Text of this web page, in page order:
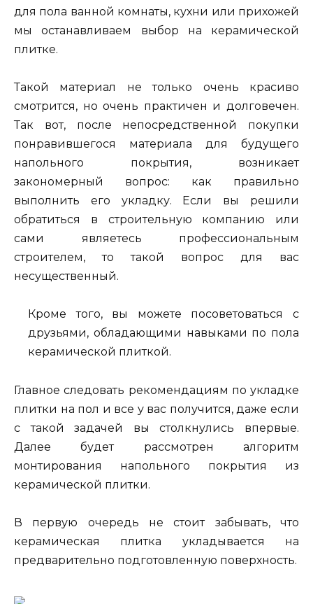
для пола ванной комнаты, кухни или прихожей
мы останавливаем выбор на керамической
плитке.
Такой материал не только очень красиво
смотрится, но очень практичен и долговечен.
Так вот, после непосредственной покупки
понравившегося материала для будущего
напольного покрытия, возникает
закономерный вопрос: как правильно
выполнить его укладку. Если вы решили
обратиться в строительную компанию или
сами являетесь профессиональным
строителем, то такой вопрос для вас
несущественный.
Кроме того, вы можете посоветоваться с
друзьями, обладающими навыками по пола
керамической плиткой.
Главное следовать рекомендациям по укладке
плитки на пол и все у вас получится, даже если
с такой задачей вы столкнулись впервые.
Далее будет рассмотрен алгоритм
монтирования напольного покрытия из
керамической плитки.
В первую очередь не стоит забывать, что
керамическая плитка укладывается на
предварительно подготовленную поверхность.